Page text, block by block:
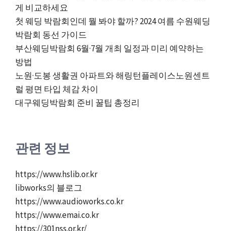
게 비교하세요
첫 웨딩 박람회인데 뭘 봐야 할까? 2024 여름 수원웨딩
박람회 동선 가이드
부산웨딩박람회 6월·7월 개최 일정과 미리 예약하는
방법
노원·도봉 생활권 아파트와 해링턴플레이스노원센트
럴 평면 타입 체감 차이
대구웨딩박람회 준비 꿀팁 총정리
관련 정보
https://www.hslib.or.kr
libworks의 블로그
https://www.audioworks.co.kr
https://www.emai.co.kr
https://301nss.or.kr/